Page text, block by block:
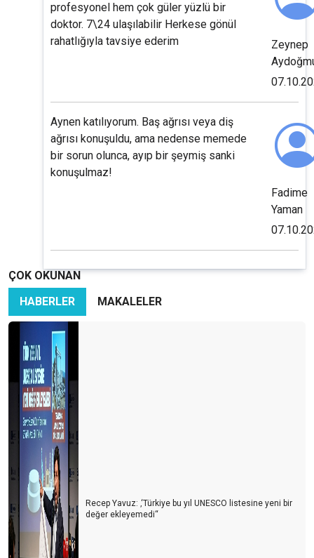
profesyonel hem çok güler yüzlü bir
doktor. 7\24 ulaşılabilir Herkese gönül
rahatlığıyla tavsiye ederim
Zeynep
Aynen katılıyorum. Baş ağrısı veya diş
ağrısı konuşuldu, ama nedense memede
bir sorun olunca, ayıp bir şeymiş sanki
konuşulmaz!
Fadime
Yaman
ÇOK OKUNAN
HABERLER
MAKALELER
Recep Yavuz: ‚‘Türkiye bu yıl UNESCO listesine yeni bir
değer ekleyemedi‘‘